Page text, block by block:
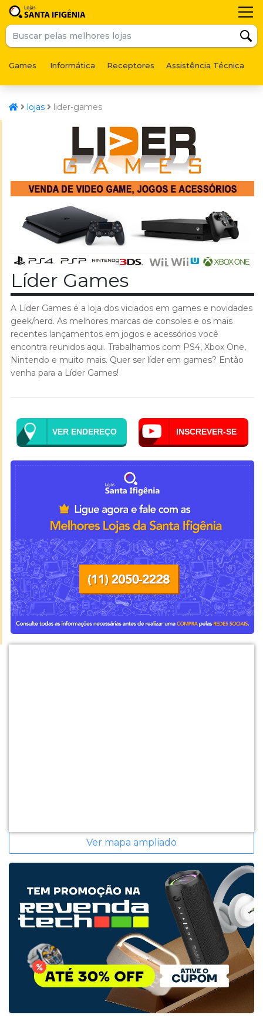
Games Informática Receptores Assistência Técnica
lojas lider-games
Líder Games
A Líder Games é a loja dos viciados em games e novidades
geek/nerd. As melhores marcas de consoles e os mais
recentes lançamentos em jogos e acessórios você
encontra reunidos aqui. Trabalhamos com PS4, Xbox One,
Nintendo e muito mais. Quer ser líder em games? Então
venha para a Líder Games!
VER ENDEREÇO INSCREVER-SE
Ver mapa ampliado